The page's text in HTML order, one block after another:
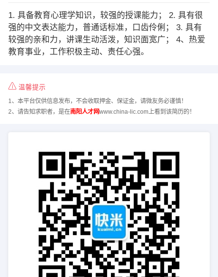
1. 具备教育心理学知识，较强的授课能力； 2. 具有很
强的中文表达能力，普通话标准，口齿伶俐； 3. 具有
较强的亲和力，讲课生动活泼，知识面宽广； 4、热爱
教育事业，工作积极主动、责任心强。
温馨提示
1、本平台仅供信息发布，不会收取押金、保证金，请微友务必谨慎！
2、请告知求职者，是在南阳人才网www.china-lic.com上看到该简历的！